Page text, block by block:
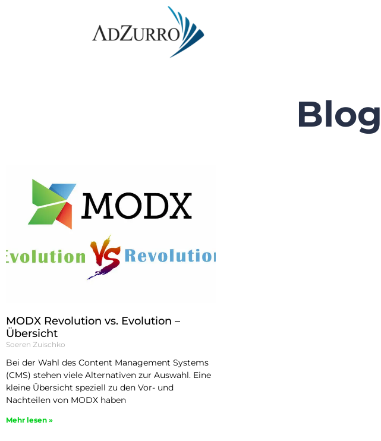
Blog
MODX Revolution vs. Evolution –
Übersicht
Soeren Zuischko
Bei der Wahl des Content Management Systems
(CMS) stehen viele Alternativen zur Auswahl. Eine
kleine Übersicht speziell zu den Vor- und
Nachteilen von MODX haben
Mehr lesen »